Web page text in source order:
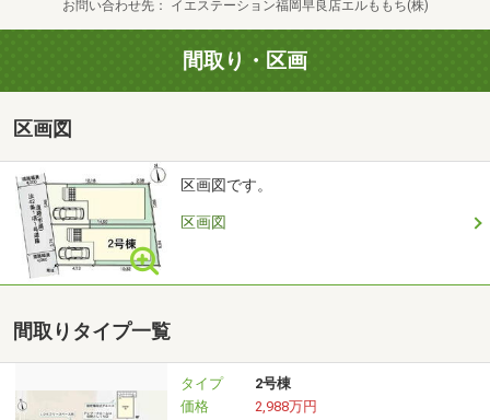
・何から始めて良いのかわからない。
・ネットに載っていない物件が知りたい。
・とりあえずお家を見てみたい。
などなど、まずはお気軽にご相談ください。
〇●〇想定所要お時間〇●〇
・ご来店、お家探しのご相談 (約40分～)
お問い合わせ先 イエステーション福岡早良店エルももち(株)
間取り・区画
区画図
区画図です。
区画図
間取りタイプ一覧
タイプ
2号棟
価格
2,988万円